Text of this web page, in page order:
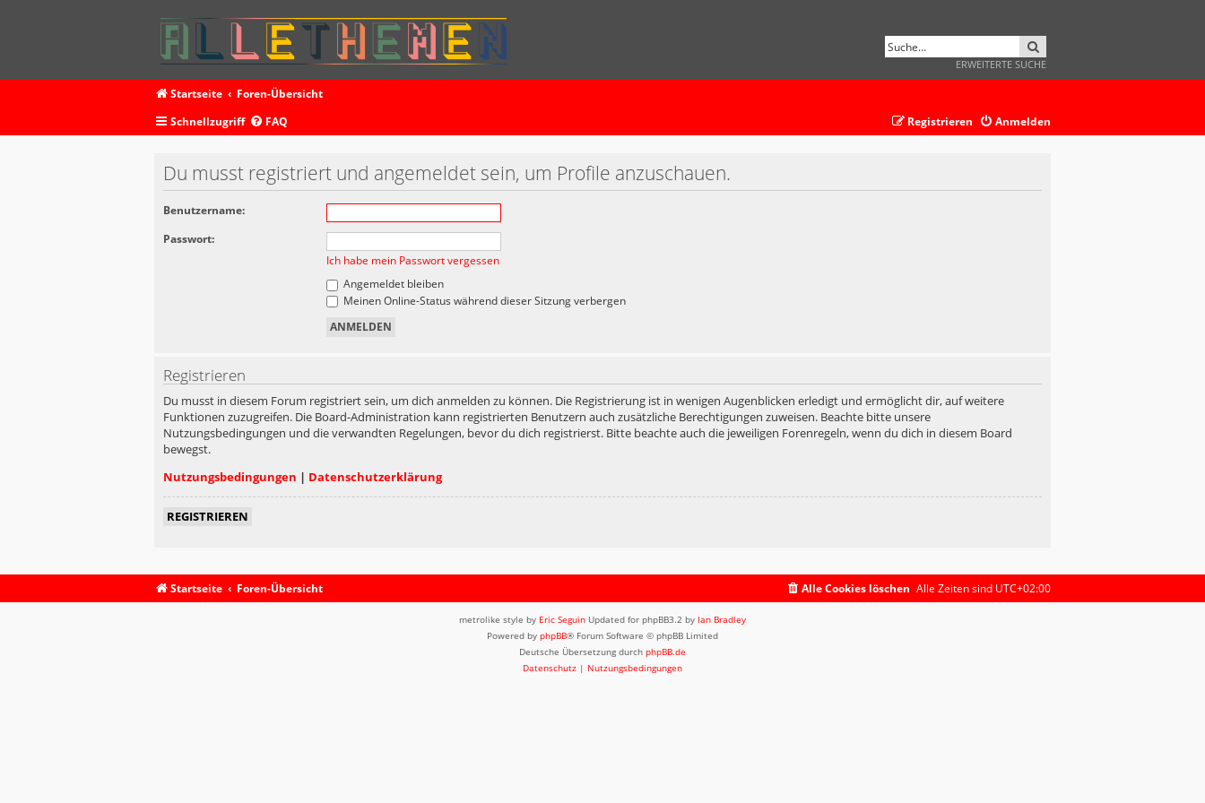
ERWEITERTE SUCHE
Startseite
Foren-Übersicht
Schnellzugriff
FAQ Anmelden
Registrieren
Du musst registriert und angemeldet sein, um Profile anzuschauen.
Benutzername:
Passwort:
Ich habe mein Passwort vergessen
Angemeldet bleiben
Meinen Online-Status während dieser Sitzung verbergen
Registrieren
Du musst in diesem Forum registriert sein, um dich anmelden zu können. Die Registrierung ist in wenigen Augenblicken erledigt und ermöglicht dir, auf weitere
Funktionen zuzugreifen. Die Board-Administration kann registrierten Benutzern auch zusätzliche Berechtigungen zuweisen. Beachte bitte unsere
Nutzungsbedingungen und die verwandten Regelungen, bevor du dich registrierst. Bitte beachte auch die jeweiligen Forenregeln, wenn du dich in diesem Board
bewegst.
Nutzungsbedingungen | Datenschutzerklärung
REGISTRIEREN
Startseite Foren-Übersicht Alle Zeiten sind UTC+02:00
Alle Cookies löschen
metrolike style by Eric Seguin Updated for phpBB3.2 by Ian Bradley
Powered by phpBB® Forum Software © phpBB Limited
Deutsche Übersetzung durch phpBB.de
Datenschutz | Nutzungsbedingungen